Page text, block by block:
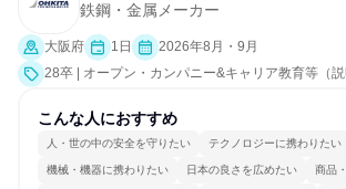
鉄鋼・金属メーカー
大阪府 1日
2026年8月・9月
28卒 | オープン・カンパニー&キャリア教育等（
こんな人におすすめ
人・世の中の安全を守りたい テクノロジーに携わりたい
機械・機器に携わりたい 日本の良さを広めたい 商品